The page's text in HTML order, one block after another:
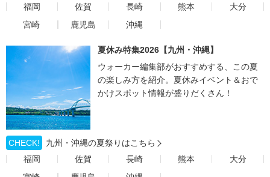
福岡
佐賀 長崎 熊本
大分
宮崎
鹿児島 沖縄
夏休み特集2026【九州・沖縄】
ウォーカー編集部がおすすめする、この夏
の楽しみ方を紹介。夏休みイベント＆おで
かけスポット情報が盛りだくさん！
CHECK!
九州・沖縄の夏祭りはこちら
福岡
佐賀 長崎 熊本
大分